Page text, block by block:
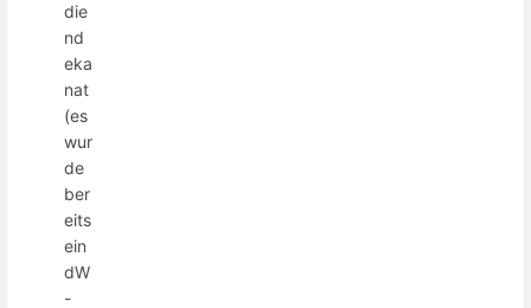
die
nd
eka
nat
(es
wur
de
ber
eits
ein
dW
-